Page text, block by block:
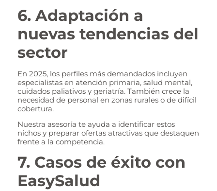
6. Adaptación a
nuevas tendencias del
sector
En 2025, los perfiles más demandados incluyen
especialistas en atención primaria, salud mental,
cuidados paliativos y geriatría. También crece la
necesidad de personal en zonas rurales o de difícil
cobertura.
Nuestra asesoría te ayuda a identificar estos
nichos y preparar ofertas atractivas que destaquen
frente a la competencia.
7. Casos de éxito con
EasySalud